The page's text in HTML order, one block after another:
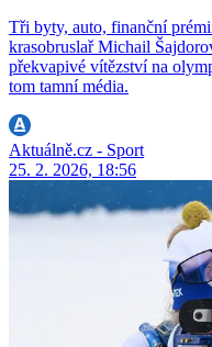
Tři byty, auto, finanční
krasobruslař Michail
překvapivé vítězství na
tom tamní média.
Aktuálně.cz - Sport
25. 2. 2026, 18:56